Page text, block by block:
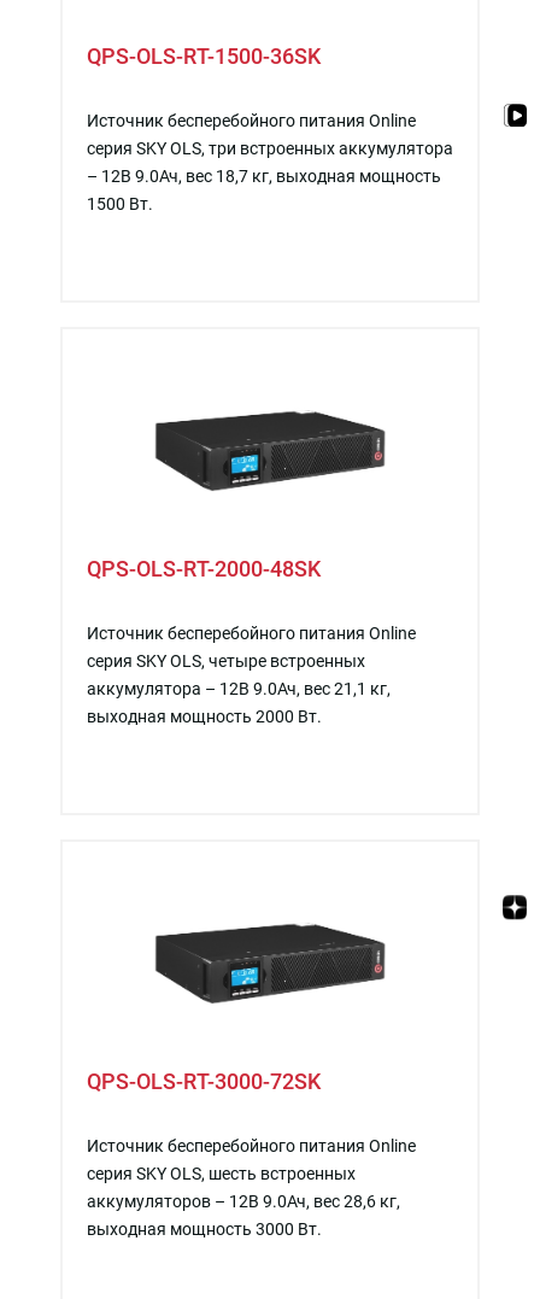
QPS-OLS-RT-1500-36SK
Источник бесперебойного питания Online
серия SKY OLS, три встроенных аккумулятора
– 12В 9.0Ач, вес 18,7 кг, выходная мощность
1500 Вт.
QPS-OLS-RT-2000-48SK
Источник бесперебойного питания Online
серия SKY OLS, четыре встроенных
аккумулятора – 12В 9.0Ач, вес 21,1 кг,
выходная мощность 2000 Вт.
QPS-OLS-RT-3000-72SK
Источник бесперебойного питания Online
серия SKY OLS, шесть встроенных
аккумуляторов – 12В 9.0Ач, вес 28,6 кг,
выходная мощность 3000 Вт.